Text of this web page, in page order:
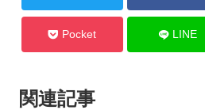
Pocket LINE
関連記事